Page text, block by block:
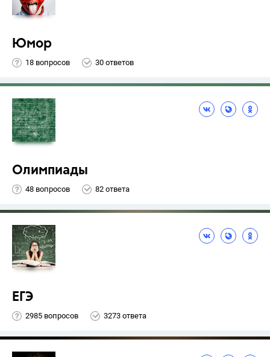
Юмор
18 вопросов 30 ответов
Олимпиады
48 вопросов 82 ответа
ЕГЭ
2985 вопросов 3273 ответа